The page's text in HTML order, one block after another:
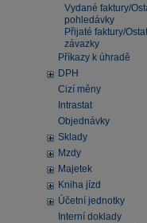
Vydané faktury/
pohledávky
Přijaté faktury/
závazky
Příkazy k úhradě
DPH
Cizí měny
Intrastat
Objednávky
Sklady
Mzdy
Majetek
Kniha jízd
Účetní jednotky
Interní doklady